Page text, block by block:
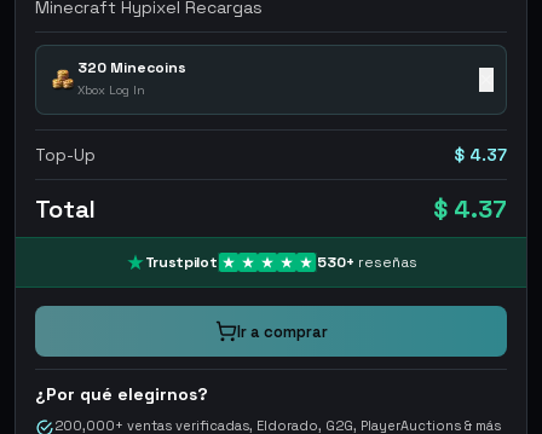
Minecraft Hypixel Recargas
320 Minecoins
Xbox Log In
Top-Up $ 4.37
Total $ 4.37
Trustpilot 530+ reseñas
Ir a comprar
¿Por qué elegirnos?
200,000+ ventas verificadas, Eldorado, G2G, PlayerAuctions & más